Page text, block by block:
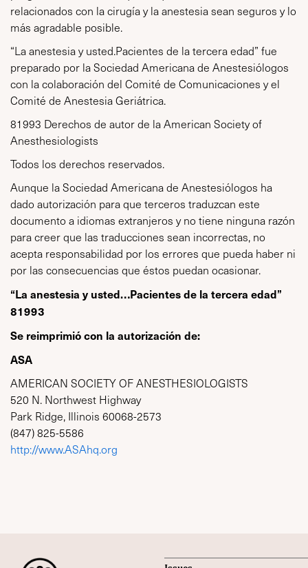
relacionados con la cirugía y la anestesia sean seguros y lo
más agradable posible.
“La anestesia y usted.Pacientes de la tercera edad” fue
preparado por la Sociedad Americana de Anestesiólogos
con la colaboración del Comité de Comunicaciones y el
Comité de Anestesia Geriátrica.
81993 Derechos de autor de la American Society of
Anesthesiologists
Todos los derechos reservados.
Aunque la Sociedad Americana de Anestesiólogos ha
dado autorización para que terceros traduzcan este
documento a idiomas extranjeros y no tiene ninguna razón
para creer que las traducciones sean incorrectas, no
acepta responsabilidad por los errores que pueda haber ni
por las consecuencias que éstos puedan ocasionar.
“La anestesia y usted…Pacientes de la tercera edad”
81993
Se reimprimió con la autorización de:
ASA
AMERICAN SOCIETY OF ANESTHESIOLOGISTS
520 N. Northwest Highway
Park Ridge, Illinois 60068-2573
(847) 825-5586
http://www.ASAhq.org